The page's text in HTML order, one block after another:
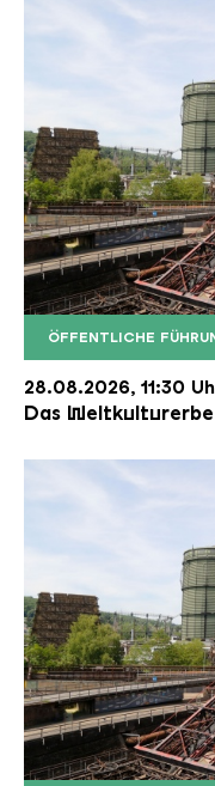
ÖFFENTLICHE
Der
Copyright:
28.08.2026, 11:30
Das